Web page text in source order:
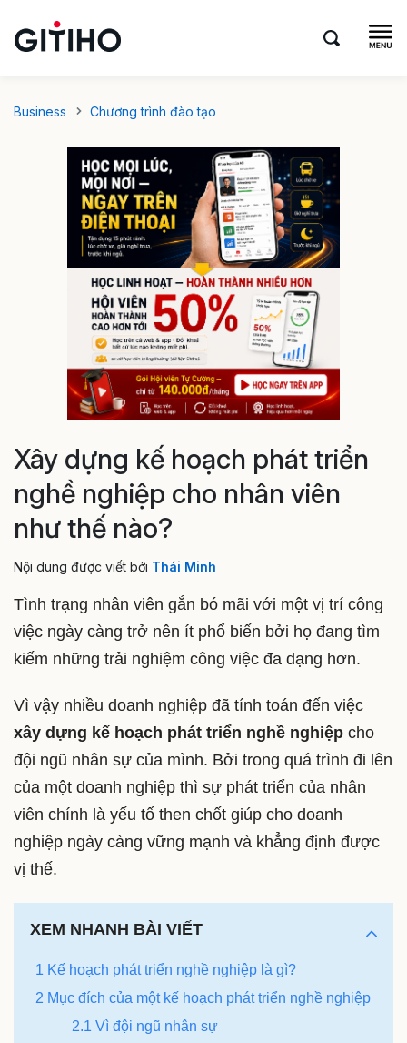
Business Chương trình đào tạo
Xây dựng kế hoạch phát triển
nghề nghiệp cho nhân viên
như thế nào?
Nội dung được viết bởi Thái Minh
Tình trạng nhân viên gắn bó mãi với một vị trí công
việc ngày càng trở nên ít phổ biến bởi họ đang tìm
kiếm những trải nghiệm công việc đa dạng hơn.
Vì vậy nhiều doanh nghiệp đã tính toán đến việc
xây dựng kế hoạch phát triển nghề nghiệp cho
đội ngũ nhân sự của mình. Bởi trong quá trình đi lên
của một doanh nghiệp thì sự phát triển của nhân
viên chính là yếu tố then chốt giúp cho doanh
nghiệp ngày càng vững mạnh và khẳng định được
vị thế.
XEM NHANH BÀI VIẾT
1 Kế hoạch phát triển nghề nghiệp là gì?
2 Mục đích của một kế hoạch phát triển nghề nghiệp
2.1 Vì đội ngũ nhân sự